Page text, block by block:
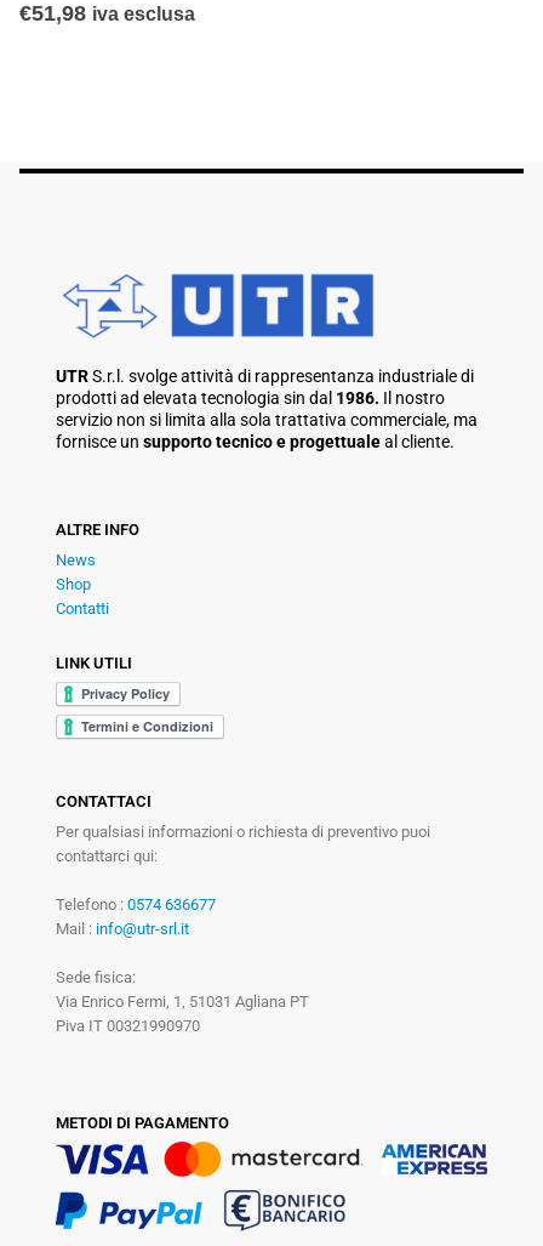
€51,98 iva esclusa
UTRS.r.l. svolge attività di rappresentanza industriale di
prodotti ad elevata tecnologia sin dal 1986. Il nostro
servizio non si limita alla sola trattativa commerciale, ma
fornisce un supporto tecnico e progettualeal cliente.
ALTRE INFO
News
Shop
Contatti
LINK UTILI
CONTATTACI
Per qualsiasi informazioni o richiesta di preventivo puoi
contattarci qui:
Telefono : 0574 636677
Mail : info@utr-srl.it
Sede fisica:
Via Enrico Fermi, 1, 51031 Agliana PT
Piva IT 00321990970
METODI DI PAGAMENTO